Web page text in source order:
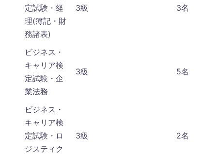
定試験・経
理(簿記・財
務諸表)
3級 3名
ビジネス・
キャリア検
定試験・企
業法務
3級 5名
ビジネス・
キャリア検
定試験・ロ
ジスティク
3級 2名